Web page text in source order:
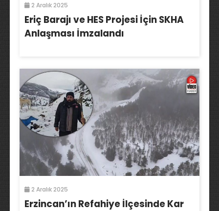
2 Aralık 2025
Eriç Barajı ve HES Projesi İçin SKHA
Anlaşması İmzalandı
2 Aralık 2025
Erzincan’ın Refahiye İlçesinde Kar